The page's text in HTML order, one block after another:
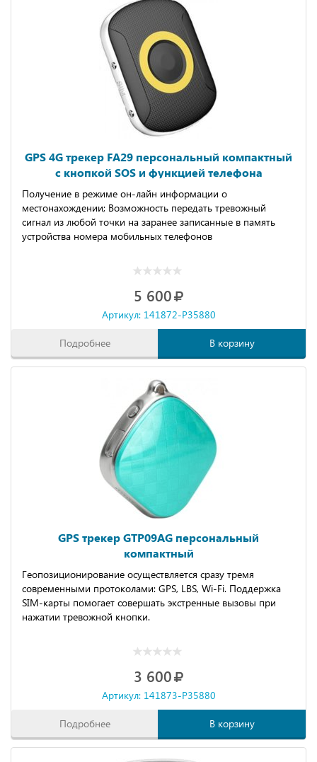
GPS 4G трекер FA29 персональный компактный
с кнопкой SOS и функцией телефона
Получение в режиме он-лайн информации о
местонахождении; Возможность передать тревожный
сигнал из любой точки на заранее записанные в память
устройства номера мобильных телефонов
5 600
Артикул: 141872-P35880
Подробнее В корзину
GPS трекер GTP09AG персональный
компактный
Геопозиционирование осуществляется сразу тремя
современными протоколами: GPS, LBS, Wi-Fi. Поддержка
SIM-карты помогает совершать экстренные вызовы при
нажатии тревожной кнопки.
3 600
Артикул: 141873-P35880
Подробнее В корзину